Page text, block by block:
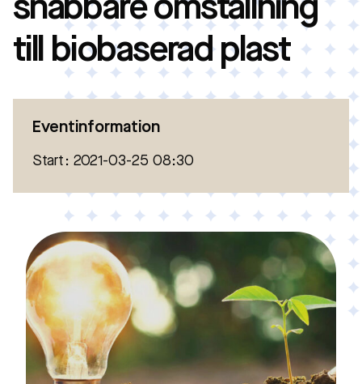
Material
Tillämpad AI
AKTUELLT
OM OSS
KONTAKTA OSS
snabbare omställning
till biobaserad plast
Eventinformation
Start: 2021-03-25 08:30